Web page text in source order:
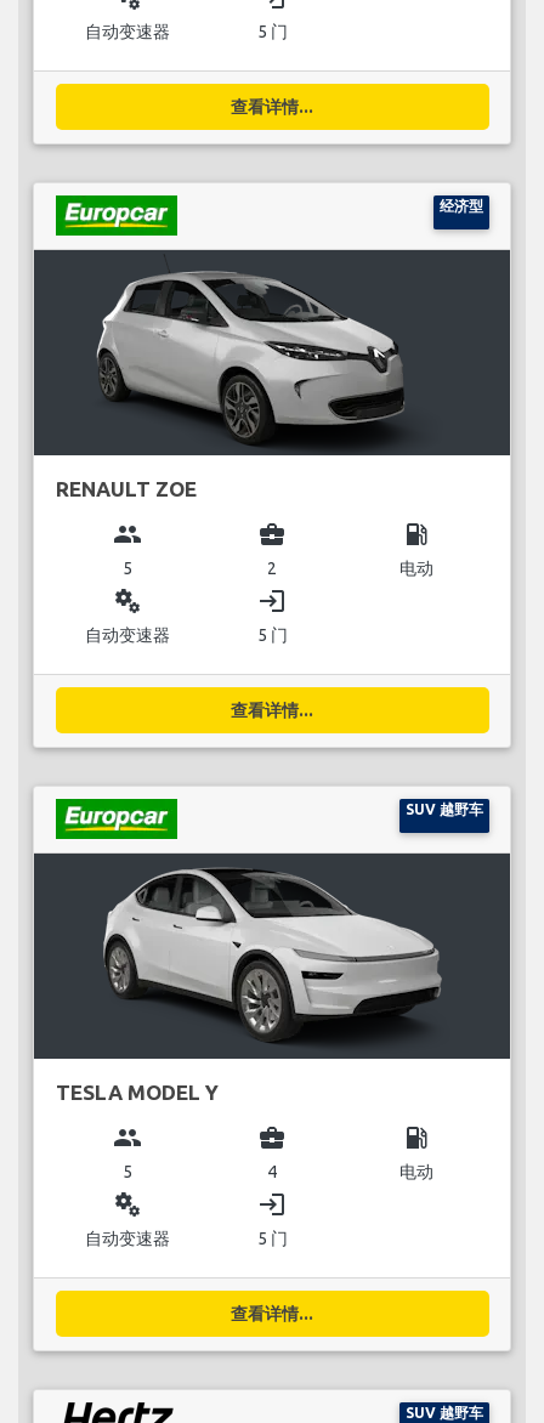
自动变速器 5 门
查看详情...
经济型
RENAULT ZOE
group
5
business_center
2
local_gas_station
电动
miscellaneous_services
自动变速器
login
5 门
查看详情...
SUV 越野车
TESLA MODEL Y
group
5
business_center
4
local_gas_station
电动
miscellaneous_services
自动变速器
login
5 门
查看详情...
SUV 越野车